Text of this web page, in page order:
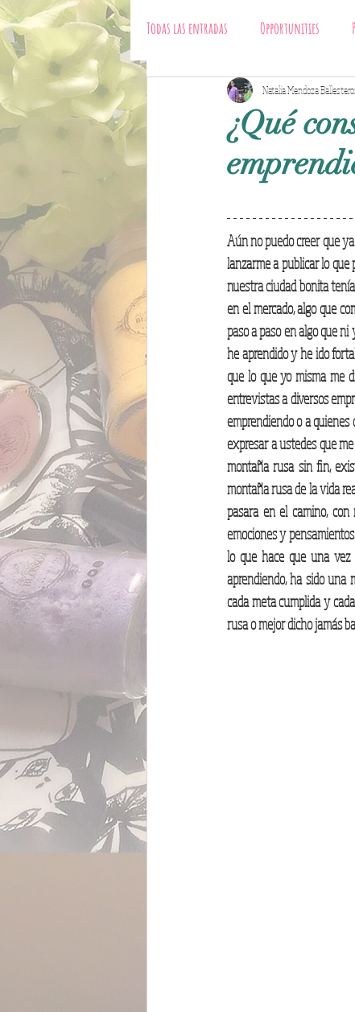
Todas las entradas Opportunities
fashion business Designers
¿Qué
Natalia Mendoza
Aún no puedo creer que
lanzarme a publicar lo
nuestra ciudad bonita
en el mercado, algo que
paso a paso en algo que
he aprendido y he ido
que lo que yo misma me
entrevistas a diversos
emprendiendo o a
expresar a ustedes que
montaña rusa sin fin,
montaña rusa de la vida
pasara en el camino,
emociones y
lo que hace que una
aprendiendo, ha sido una
cada meta cumplida y
rusa o mejor dicho jamás